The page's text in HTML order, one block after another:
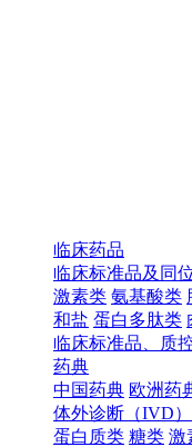
临床药品
临床标准品及同
激素类 氨基酸类
和盐 蛋白多肽类
临床标准品、质
药典
中国药典 欧洲药
体外诊断（IVD）
蛋白质类 糖类 激